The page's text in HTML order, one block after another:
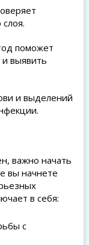
поможет
и выявить
и выделений
важно начать
вы начнете
в себя:
с